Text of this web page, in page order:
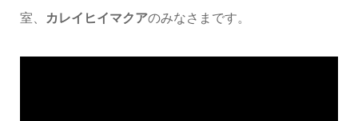
室、
カレイヒイマクアのみなさまです。